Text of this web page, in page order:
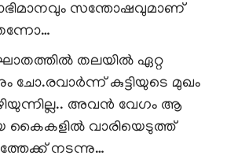
സന്തോഷവുമാണ്
തലയിൽ ഏറ്റ
ചോ.രവാർന്ന് കുട്ടിയുടെ മുഖം
അവൻ വേഗം ആ
കൈകളിൽ വാരിയെടുത്ത്
നടന്നു…